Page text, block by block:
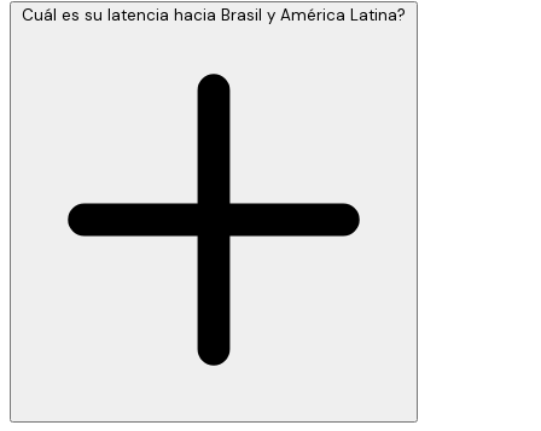
Cuál es su latencia hacia Brasil y América Latina?